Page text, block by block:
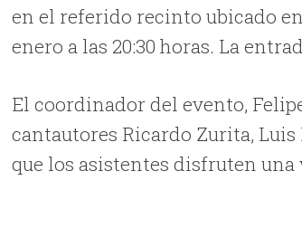
en el referido recinto ubicado
enero a las 20:30 horas. La
El coordinador del evento,
cantautores Ricardo Zurita,
que los asistentes disfruten una